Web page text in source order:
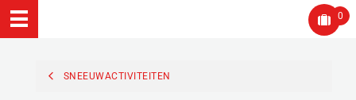
0
SNEEUWACTIVITEITEN